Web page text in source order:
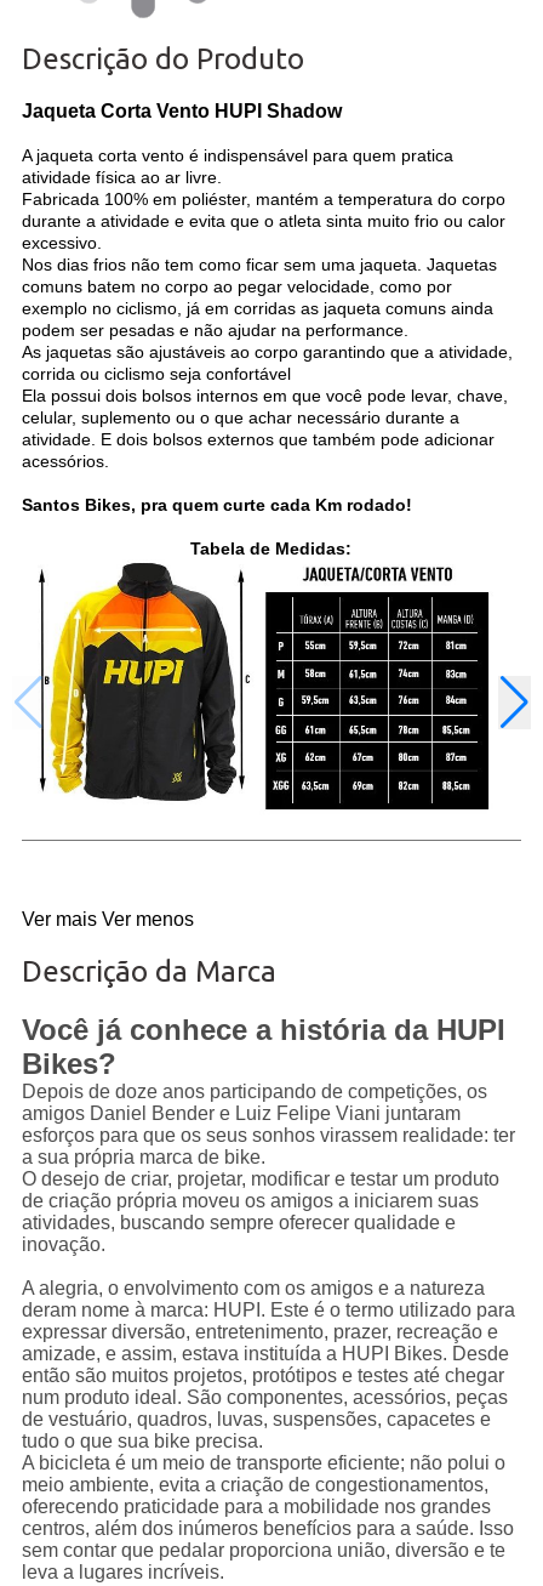
Descrição do Produto
Jaqueta Corta Vento HUPI Shadow
A jaqueta corta vento é indispensável para quem pratica
atividade física ao ar livre.
Fabricada 100% em poliéster, mantém a temperatura do corpo
durante a atividade e evita que o atleta sinta muito frio ou calor
excessivo.
Nos dias frios não tem como ficar sem uma jaqueta. Jaquetas
comuns batem no corpo ao pegar velocidade, como por
exemplo no ciclismo, já em corridas as jaqueta comuns ainda
podem ser pesadas e não ajudar na performance.
As jaquetas são ajustáveis ao corpo garantindo que a atividade,
corrida ou ciclismo seja confortável
Ela possui dois bolsos internos em que você pode levar, chave,
celular, suplemento ou o que achar necessário durante a
atividade. E dois bolsos externos que também pode adicionar
acessórios.
Santos Bikes, pra quem curte cada Km rodado!
Tabela de Medidas:
Ver mais Ver menos
Descrição da Marca
Você já conhece a história da HUPI
Bikes?
Depois de doze anos participando de competições, os
amigos Daniel Bender e Luiz Felipe Viani juntaram
esforços para que os seus sonhos virassem realidade: ter
a sua própria marca de bike.
O desejo de criar, projetar, modificar e testar um produto
de criação própria moveu os amigos a iniciarem suas
atividades, buscando sempre oferecer qualidade e
inovação.
A alegria, o envolvimento com os amigos e a natureza
deram nome à marca: HUPI. Este é o termo utilizado para
expressar diversão, entretenimento, prazer, recreação e
amizade, e assim, estava instituída a HUPI Bikes. Desde
então são muitos projetos, protótipos e testes até chegar
num produto ideal. São componentes, acessórios, peças
de vestuário, quadros, luvas, suspensões, capacetes e
tudo o que sua bike precisa.
A bicicleta é um meio de transporte eficiente; não polui o
meio ambiente, evita a criação de congestionamentos,
oferecendo praticidade para a mobilidade nos grandes
centros, além dos inúmeros benefícios para a saúde. Isso
sem contar que pedalar proporciona união, diversão e te
leva a lugares incríveis.